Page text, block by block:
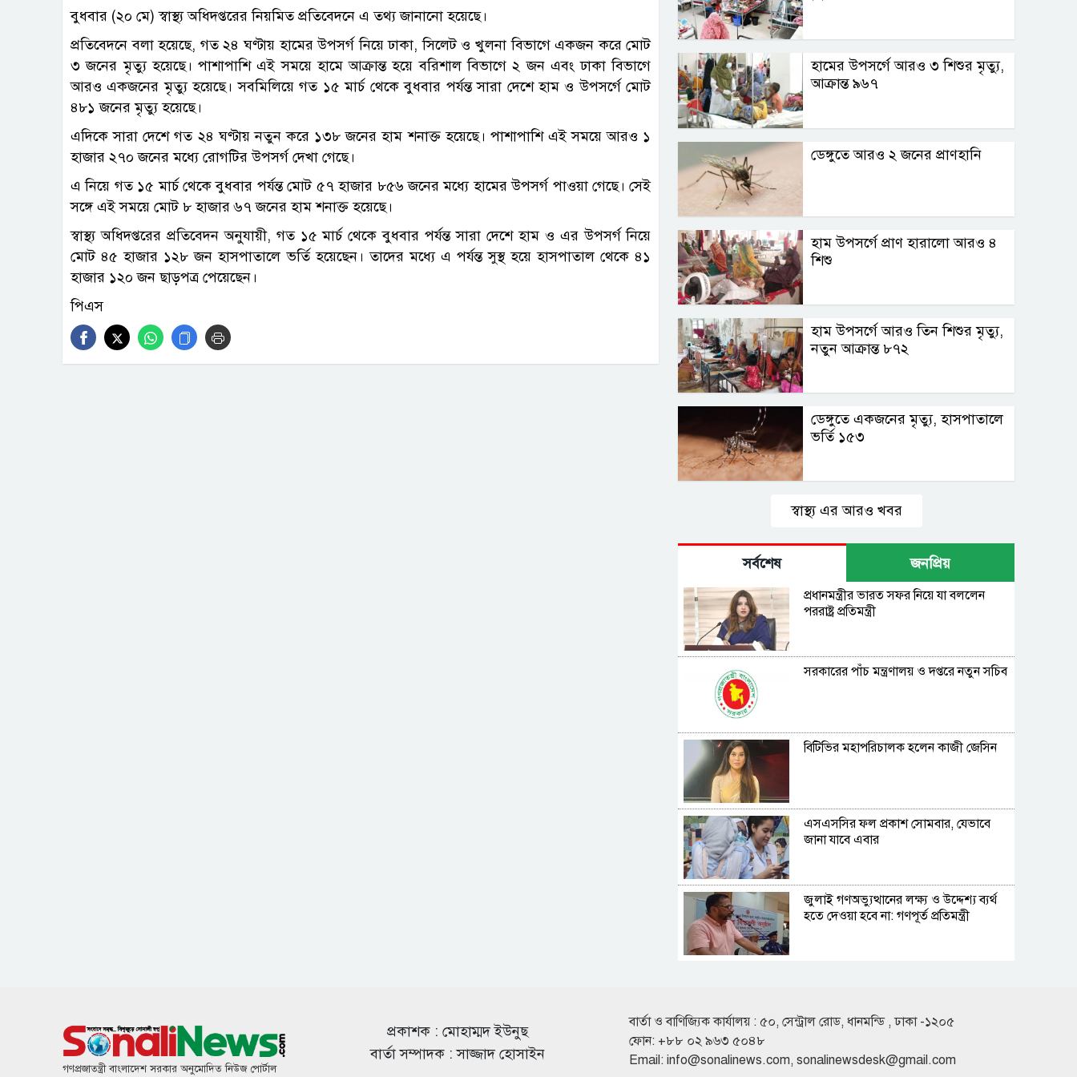
বুধবার (২০ মে) স্বাস্থ্য অধিদপ্তরের নিয়মিত প্রতিবেদনে এ তথ্য জানানো হয়েছে।
প্রতিবেদনে বলা হয়েছে, গত ২৪ ঘণ্টায় হামের উপসর্গ নিয়ে ঢাকা, সিলেট ও খুলনা বিভাগে একজন করে মোট
৩ জনের মৃত্যু হয়েছে। পাশাপাশি এই সময়ে হামে আক্রান্ত হয়ে বরিশাল বিভাগে ২ জন এবং ঢাকা বিভাগে
আরও একজনের মৃত্যু হয়েছে। সবমিলিয়ে গত ১৫ মার্চ থেকে বুধবার পর্যন্ত সারা দেশে হাম ও উপসর্গে মোট
৪৮১ জনের মৃত্যু হয়েছে।
এদিকে সারা দেশে গত ২৪ ঘণ্টায় নতুন করে ১৩৮ জনের হাম শনাক্ত হয়েছে। পাশাপাশি এই সময়ে আরও ১
হাজার ২৭০ জনের মধ্যে রোগটির উপসর্গ দেখা গেছে।
এ নিয়ে গত ১৫ মার্চ থেকে বুধবার পর্যন্ত মোট ৫৭ হাজার ৮৫৬ জনের মধ্যে হামের উপসর্গ পাওয়া গেছে। সেই
সঙ্গে এই সময়ে মোট ৮ হাজার ৬৭ জনের হাম শনাক্ত হয়েছে।
স্বাস্থ্য অধিদপ্তরের প্রতিবেদন অনুযায়ী, গত ১৫ মার্চ থেকে বুধবার পর্যন্ত সারা দেশে হাম ও এর উপসর্গ নিয়ে
মোট ৪৫ হাজার ১২৮ জন হাসপাতালে ভর্তি হয়েছেন। তাদের মধ্যে এ পর্যন্ত সুস্থ হয়ে হাসপাতাল থেকে ৪১
হাজার ১২০ জন ছাড়পত্র পেয়েছেন।
পিএস
হামের উপসর্গে আরও ৩ শিশুর মৃত্যু,
আক্রান্ত ৯৬৭
ডেঙ্গুতে আরও ২ জনের প্রাণহানি
হাম উপসর্গে প্রাণ হারালো আরও ৪
শিশু
হাম উপসর্গে আরও তিন শিশুর মৃত্যু,
নতুন আক্রান্ত ৮৭২
ডেঙ্গুতে একজনের মৃত্যু, হাসপাতালে
ভর্তি ১৫৩
স্বাস্থ্য এর আরও খবর
সর্বশেষ জনপ্রিয়
প্রধানমন্ত্রীর ভারত সফর নিয়ে যা বললেন
পররাষ্ট্র প্রতিমন্ত্রী
সরকারের পাঁচ মন্ত্রণালয় ও দপ্তরে নতুন সচিব
বিটিভির মহাপরিচালক হলেন কাজী জেসিন
এসএসসির ফল প্রকাশ সোমবার, যেভাবে
জানা যাবে এবার
জুলাই গণঅভ্যুত্থানের লক্ষ্য ও উদ্দেশ্য ব্যর্থ
হতে দেওয়া হবে না: গণপূর্ত প্রতিমন্ত্রী
রুশ পারমাণবিক আইসব্রেকারে উত্তর মেরু
অভিযানে বাংলাদেশী শিক্ষার্থী প্রত্যয়
গণপ্রজাতন্ত্রী বাংলাদেশ সরকার অনুমোদিত নিউজ পোর্টাল
প্রকাশক : মোহাম্মদ ইউনুছ
বার্তা সম্পাদক : সাজ্জাদ হোসাইন
বার্তা ও বাণিজ্যিক কার্যালয় : ৫০, সেন্ট্রাল রোড, ধানমন্ডি , ঢাকা -১২০৫
ফোন: +৮৮ ০২ ৯৬৩ ৫০৪৮
Email: info@sonalinews.com, sonalinewsdesk@gmail.com